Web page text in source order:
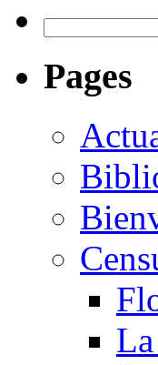
Pages